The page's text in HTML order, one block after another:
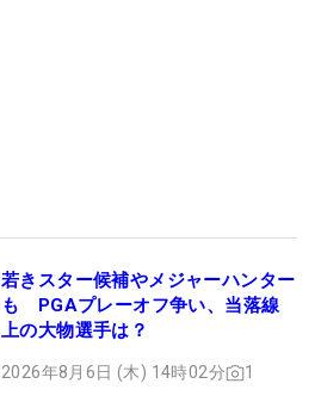
若きスター候補やメジャーハンター
も PGAプレーオフ争い、当落線
上の大物選手は？
2026年8月6日 (木) 14時02分 1